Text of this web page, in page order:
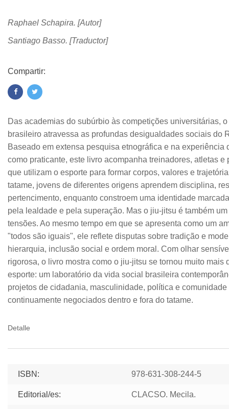
Raphael Schapira. [Autor]
Santiago Basso. [Traductor]
Compartir:
Das academias do subúrbio às competições universitárias,
brasileiro atravessa as profundas desigualdades sociais do
Baseado em extensa pesquisa etnográfica e na experiência
como praticante, este livro acompanha treinadores, atletas e
que utilizam o esporte para formar corpos, valores e
tatame, jovens de diferentes origens aprendem disciplina,
pertencimento, enquanto constroem uma identidade
pela lealdade e pela superação. Mas o jiu-jitsu é também
tensões. Ao mesmo tempo em que se apresenta como um
"todos são iguais", ele reflete disputas sobre tradição e
hierarquia, inclusão social e ordem moral. Com olhar
rigorosa, o livro mostra como o jiu-jitsu se tornou muito mais
esporte: um laboratório da vida social brasileira
projetos de cidadania, masculinidade, política e comunidade
continuamente negociados dentro e fora do tatame.
Detalle
ISBN: 978-631-308-244-5
Editorial/es: CLACSO. Mecila.